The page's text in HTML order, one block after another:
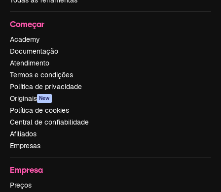
Começar
Academy
Documentação
Atendimento
Termos e condições
Política de privacidade
Originais New
Política de cookies
Central de confiabilidade
Afiliados
Empresas
Empresa
Preços